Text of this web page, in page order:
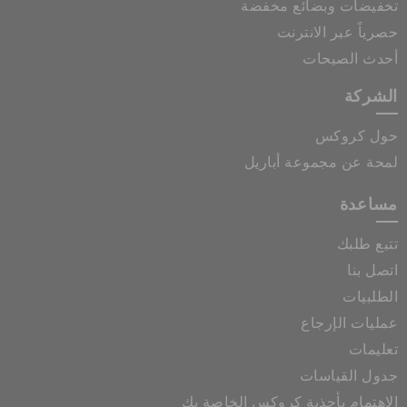
تخفيضات وبضائع مخفضة
حصرياً عبر الانترنت
أحدث الصيحات
الشركة
حول كروكس
لمحة عن مجموعة أباريل
مساعدة
تتبع طلبك
اتصل بنا
الطلبيات
عمليات الإرجاع
تعليمات
جدول القياسات
الاهتمام بأحذية كروكس الخاصة بك